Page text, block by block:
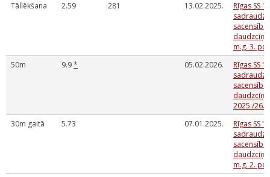
Tāllēkšana
2.59 281 13.02.2025.
Rīgas SS
m.g. 3.
50m
9.9* 05.02.2026.
Rīgas SS
2025./
30m gaitā
5.73 07.01.2025.
Rīgas SS
m.g. 2.